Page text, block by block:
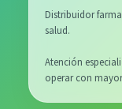
Distribuidor
salud.
Atención
operar con